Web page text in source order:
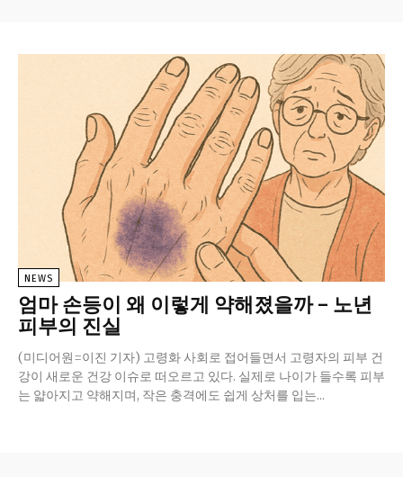
NEWS
엄마 손등이 왜 이렇게 약해졌을까 – 노년
피부의 진실
(미디어원=이진 기자) 고령화 사회로 접어들면서 고령자의 피부 건
강이 새로운 건강 이슈로 떠오르고 있다. 실제로 나이가 들수록 피부
는 얇아지고 약해지며, 작은 충격에도 쉽게 상처를 입는...